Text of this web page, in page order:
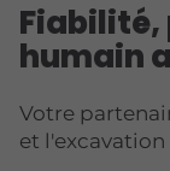
humain
Votre
et